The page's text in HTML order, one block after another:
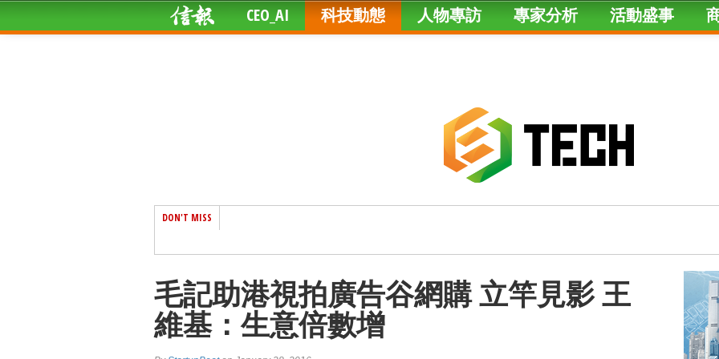
CEO_AI 科技動態 人物專訪 專家分析 活動盛事
DON'T MISS
毛記助港視拍廣告谷網購 立竿見影 王
維基：生意倍數增